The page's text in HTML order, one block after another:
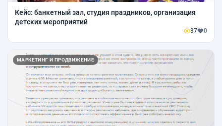
Кейс: банкетный зал, студия праздников, организация
детских мероприятий
37 0
МАРКЕТИНГ И ПРОДВИЖЕНИЕ